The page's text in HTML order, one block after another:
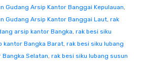
Gudang Arsip Kantor Banggai Kepulauan,
Gudang Arsip Kantor Banggai Laut, rak
arsip kantor Bangka, rak besi siku
kantor Bangka Barat, rak besi siku lubang
Selatan, rak besi siku lubang susun